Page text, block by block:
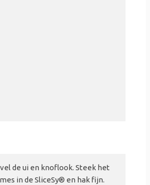
de ui en knoflook. Steek het
in de SliceSy® en hak fijn.